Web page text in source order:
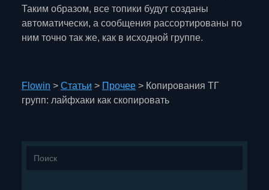
Таким образом, все топики будут созданы
автоматически, а сообщения рассортированы по
ним точно так же, как в исходной группе.
Flowin > Статьи > Прочее > Копирования ТГ
групп: лайфхаки как скопировать